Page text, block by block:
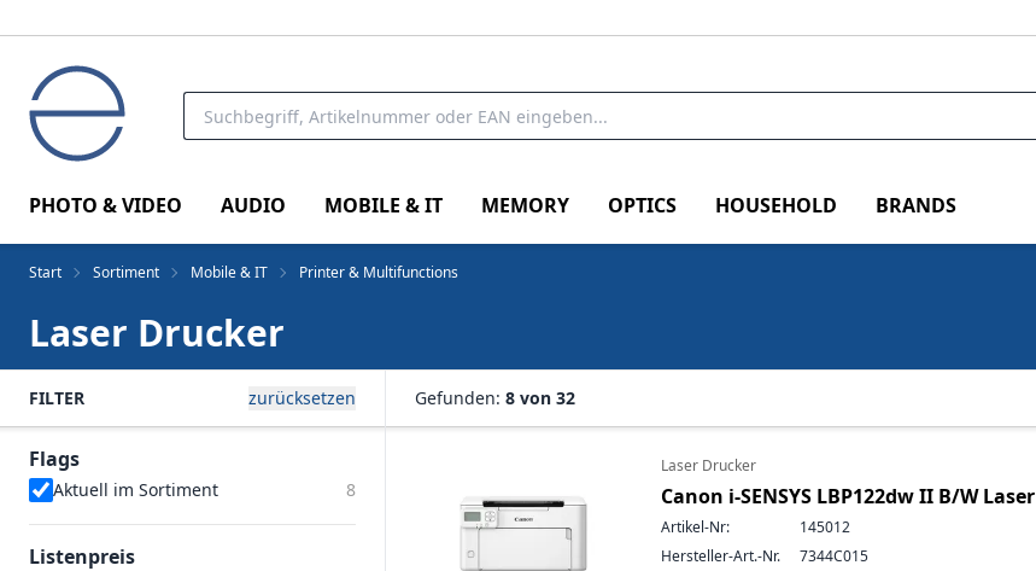
PHOTO & VIDEO AUDIO MOBILE & IT MEMORY OPTICS HOUSEHOLD BRANDS
Start Sortiment Mobile & IT Printer & Multifunctions
Laser Drucker
FILTER zurücksetzen
Flags
Aktuell im Sortiment 8
Listenpreis
Gefunden: 8 von 32
Laser Drucker
Canon i-SENSYS LBP122dw II B/W Laser
Artikel-Nr:
145012
Hersteller-Art.-Nr.
7344C015